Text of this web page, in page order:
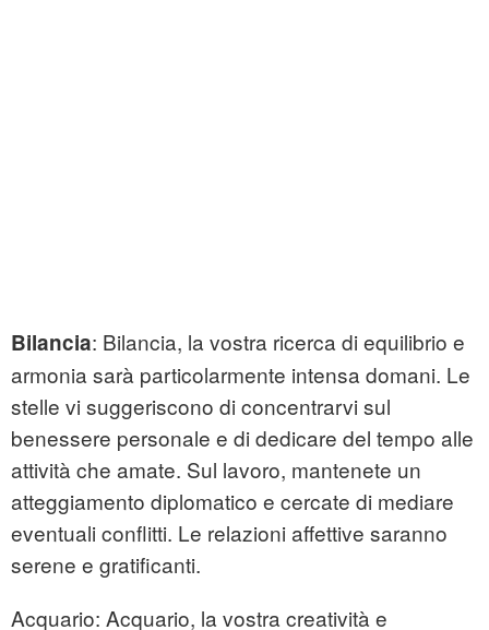
Bilancia: Bilancia, la vostra ricerca di equilibrio e
armonia sarà particolarmente intensa domani. Le
stelle vi suggeriscono di concentrarvi sul
benessere personale e di dedicare del tempo alle
attività che amate. Sul lavoro, mantenete un
atteggiamento diplomatico e cercate di mediare
eventuali conflitti. Le relazioni affettive saranno
serene e gratificanti.
Acquario: Acquario, la vostra creatività e